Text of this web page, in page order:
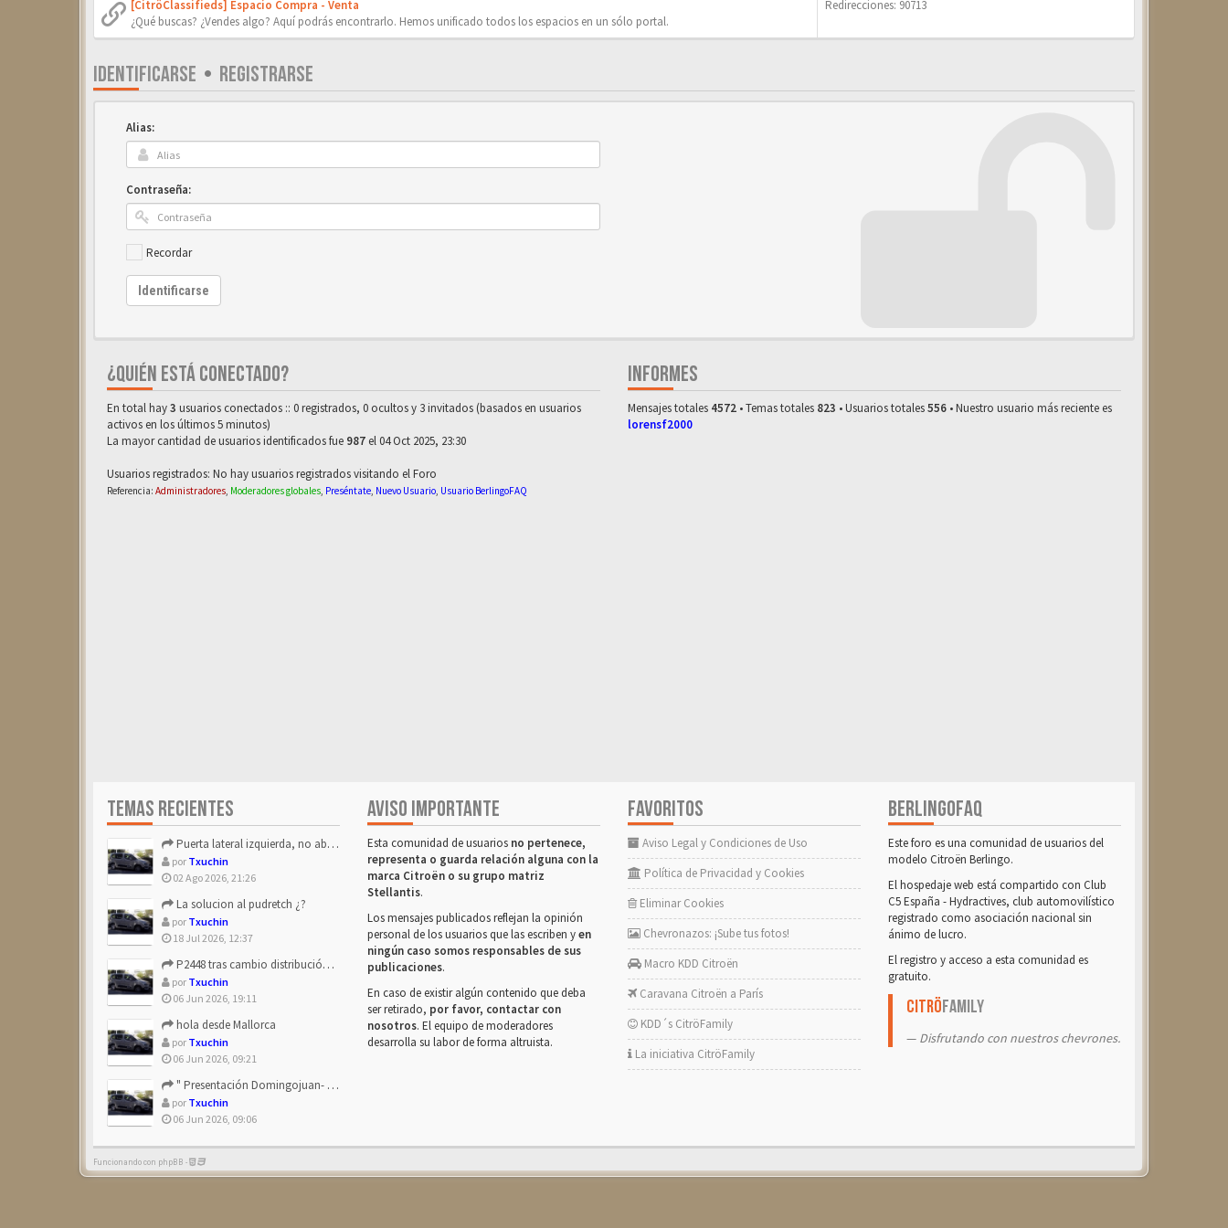
[CitröClassifieds] Espacio Compra - Venta
¿Qué buscas? ¿Vendes algo? Aquí podrás encontrarlo. Hemos unificado todos los espacios en un sólo portal.
Redirecciones: 90713
IDENTIFICARSE • REGISTRARSE
Alias:
Contraseña:
Recordar
Identificarse
¿QUIÉN ESTÁ CONECTADO?
En total hay3 usuarios conectados :: 0 registrados, 0 ocultos y 3 invitados (basados en usuarios
activos en los últimos 5 minutos)
La mayor cantidad de usuarios identificados fue 987 el 04 Oct 2025, 23:30
Usuarios registrados: No hay usuarios registrados visitando el Foro
Referencia: Administradores, Moderadores globales, Preséntate, Nuevo Usuario, Usuario BerlingoFAQ
INFORMES
Mensajes totales 4572 • Temas totales 823 • Usuarios totales556 • Nuestro usuario más reciente es
lorensf2000
TEMAS RECIENTES
Puerta lateral izquierda, no abre después de repostar.
por Txuchin
02 Ago 2026, 21:26
La solucion al pudretch ¿?
por Txuchin
18 Jul 2026, 12:37
P2448 tras cambio distribución + tapas árbol levas
por Txuchin
06 Jun 2026, 19:11
hola desde Mallorca
por Txuchin
06 Jun 2026, 09:21
" Presentación Domingojuan- Berlingo Multiespace Blue ...
por Txuchin
06 Jun 2026, 09:06
AVISO IMPORTANTE
Esta comunidad de usuarios no pertenece,
representa o guarda relación alguna con la
marca Citroën o su grupo matriz
Stellantis.
Los mensajes publicados reflejan la opinión
personal de los usuarios que las escriben yen
ningún caso somos responsables de sus
publicaciones.
En caso de existir algún contenido que deba
ser retirado, por favor, contactar con
nosotros. El equipo de moderadores
desarrolla su labor de forma altruista.
FAVORITOS
Aviso Legal y Condiciones de Uso
Política de Privacidad y Cookies
Eliminar Cookies
Chevronazos: ¡Sube tus fotos!
Macro KDD Citroën
Caravana Citroën a París
KDD´s CitröFamily
La iniciativa CitröFamily
BERLINGOFAQ
Este foro es una comunidad de usuarios del
modelo Citroën Berlingo.
El hospedaje web está compartido con Club
C5 España - Hydractives, club automovilístico
registrado como asociación nacional sin
ánimo de lucro.
El registro y acceso a esta comunidad es
gratuito.
CitröFamily
Disfrutando con nuestros chevrones.
Funcionando con phpBB -